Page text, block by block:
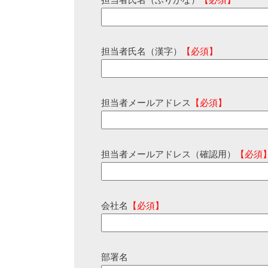
担当者氏名（漢字） 【必須】
担当者メールアドレス 【必須】
担当者メールアドレス（確認用） 【必須
会社名 【必須】
部署名